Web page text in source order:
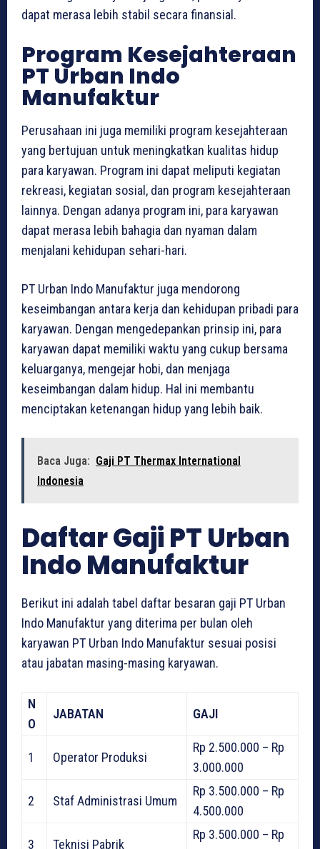
dapat merasa lebih stabil secara finansial.
Program Kesejahteraan
PT Urban Indo
Manufaktur
Perusahaan ini juga memiliki program kesejahteraan
yang bertujuan untuk meningkatkan kualitas hidup
para karyawan. Program ini dapat meliputi kegiatan
rekreasi, kegiatan sosial, dan program kesejahteraan
lainnya. Dengan adanya program ini, para karyawan
dapat merasa lebih bahagia dan nyaman dalam
menjalani kehidupan sehari-hari.
PT Urban Indo Manufaktur juga mendorong
keseimbangan antara kerja dan kehidupan pribadi para
karyawan. Dengan mengedepankan prinsip ini, para
karyawan dapat memiliki waktu yang cukup bersama
keluarganya, mengejar hobi, dan menjaga
keseimbangan dalam hidup. Hal ini membantu
menciptakan ketenangan hidup yang lebih baik.
Baca Juga: Gaji PT Thermax International
Indonesia
Daftar Gaji PT Urban
Indo Manufaktur
Berikut ini adalah tabel daftar besaran gaji PT Urban
Indo Manufaktur yang diterima per bulan oleh
karyawan PT Urban Indo Manufaktur sesuai posisi
atau jabatan masing-masing karyawan.
N
O
JABATAN GAJI
1 Operator Produksi
Rp 2.500.000 – Rp
3.000.000
2 Staf Administrasi Umum
Rp 3.500.000 – Rp
4.500.000
3 Teknisi Pabrik
Rp 3.500.000 – Rp